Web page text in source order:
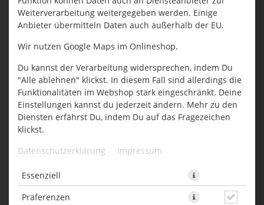
Weiterverarbeitung weitergegeben werden. Einige
Anbieter übermitteln Daten auch außerhalb der EU.
Wir nutzen Google Maps im Onlineshop.
Du kannst der Verarbeitung widersprechen, indem Du
"Alle ablehnen" klickst. In diesem Fall sind allerdings die
Funktionalitäten im Webshop stark eingeschränkt. Deine
Einstellungen kannst du jederzeit ändern. Mehr zu den
Diensten erfährst Du, indem Du auf das Fragezeichen
klickst.
Datenschutzerklärung
Impressum
Essenziell
Präferenzen
DEIN PASSWORT
DEINE ADRESSE
Postleitzahl